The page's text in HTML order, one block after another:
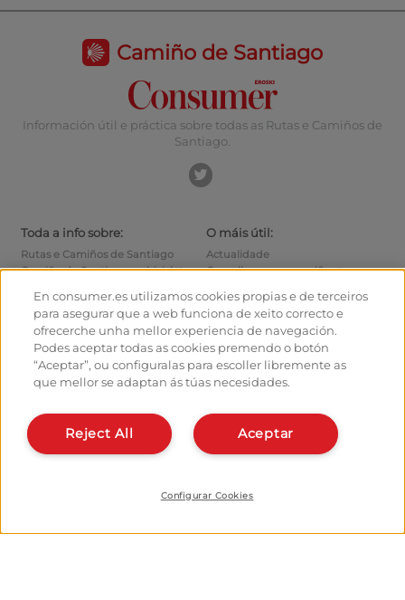
Camiño de Santiago
Información útil e práctica sobre todas as Rutas e Camiños de
Santiago.
Toda a info sobre:
Rutas e Camiños de Santiago
Camiño de Santiago en bicicleta
Monumentos
Foro
Fotografías do Camiño de
Santiago
O máis útil:
Actualidade
Consellos para o camiñante
Como saír de Santiago
Calculadora
Historia
Hostaleiros:
Dá de alta o teu Albergue
Coñécenos:
Organiza e planifica o teu
Dáte de alta no planificador
Apps do camiño
En consumer.es utilizamos cookies propias e de terceiros
para asegurar que a web funciona de xeito correcto e
ofrecerche unha mellor experiencia de navegación.
Podes aceptar todas as cookies premendo o botón
“Aceptar”, ou configuralas para escoller libremente as
que mellor se adaptan ás túas necesidades.
Aceptar
Reject All
Configurar Cookies